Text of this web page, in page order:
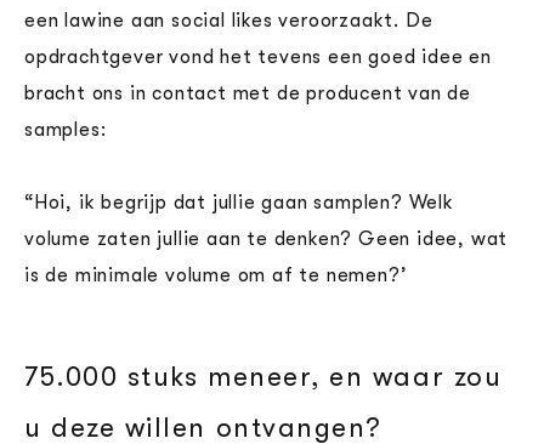
een lawine aan social likes veroorzaakt. De
opdrachtgever vond het tevens een goed idee en
bracht ons in contact met de producent van de
samples:
“Hoi, ik begrijp dat jullie gaan samplen? Welk
volume zaten jullie aan te denken?Geen idee, wat
is de minimale volume om af te nemen?’
75.000 stuks meneer, en waar zou
u deze willen ontvangen?